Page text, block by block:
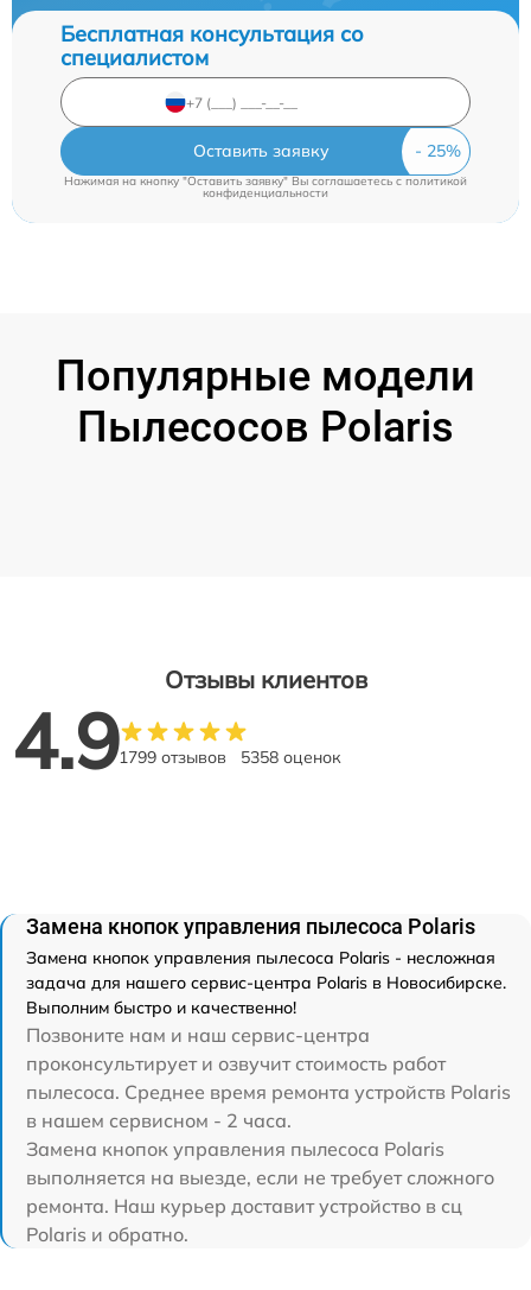
Бесплатная консультация со
специалистом
Оставить заявку
Нажимая на кнопку "Оставить заявку" Вы соглашаетесь cполитикой
конфиденциальности
Популярные модели
Пылесосов Polaris
Отзывы клиентов
4.91799 отзывов 5358 оценок
Замена кнопок управления пылесоса Polaris
Замена кнопок управления пылесоса Polaris - несложная
задача для нашего сервис-центра Polaris в Новосибирске.
Выполним быстро и качественно!
Позвоните нам и наш сервис-центра
проконсультирует и озвучит стоимость работ
пылесоса. Среднее время ремонта устройств Polaris
в нашем сервисном - 2 часа.
Замена кнопок управления пылесоса Polaris
выполняется на выезде, если не требует сложного
ремонта. Наш курьер доставит устройство в сц
Polaris и обратно.